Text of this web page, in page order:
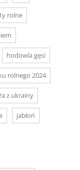
rolne
hodowla gęsi
rolnego 2024
z ukrainy
jabłoń